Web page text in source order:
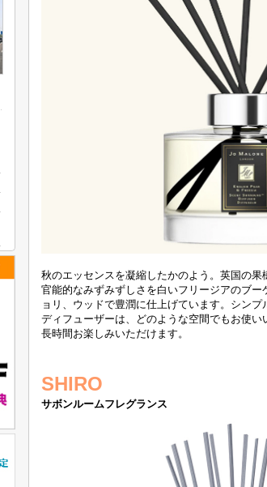
秋のエッセンスを凝縮したかのよう。英国の
官能的なみずみずしさを白いフリージアのブ
ョリ、ウッドで豊潤に仕上げています。シン
ディフューザーは、どのような空間でもお使
長時間お楽しみいただけます。
SHIRO
サボンルームフレグランス